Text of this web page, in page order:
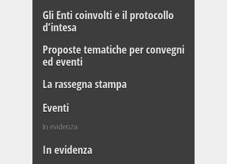
Gli Enti coinvolti e il protocollo
d’intesa
Proposte tematiche per convegni
ed eventi
La rassegna stampa
Eventi
In evidenza
In evidenza